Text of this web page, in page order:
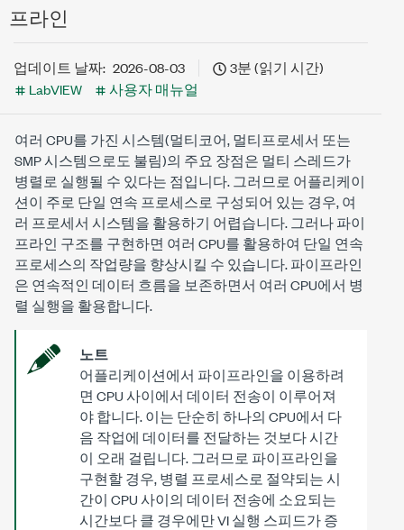
프라인
업데이트 날짜: 2026-08-03
3분 (읽기 시간)
LabVIEW
사용자 매뉴얼
여러 CPU를 가진 시스템(멀티코어, 멀티프로세서 또는
SMP 시스템으로도 불림)의 주요 장점은 멀티 스레드가
병렬로 실행될 수 있다는 점입니다. 그러므로 어플리케이
션이 주로 단일 연속 프로세스로 구성되어 있는 경우, 여
러 프로세서 시스템을 활용하기 어렵습니다. 그러나 파이
프라인 구조를 구현하면 여러 CPU를 활용하여 단일 연속
프로세스의 작업량을 향상시킬 수 있습니다. 파이프라인
은 연속적인 데이터 흐름을 보존하면서 여러 CPU에서 병
렬 실행을 활용합니다.
노트
어플리케이션에서 파이프라인을 이용하려
면 CPU 사이에서 데이터 전송이 이루어져
야 합니다. 이는 단순히 하나의 CPU에서 다
음 작업에 데이터를 전달하는 것보다 시간
이 오래 걸립니다. 그러므로 파이프라인을
구현할 경우, 병렬 프로세스로 절약되는 시
간이 CPU 사이의 데이터 전송에 소요되는
시간보다 클 경우에만 VI 실행 스피드가 증